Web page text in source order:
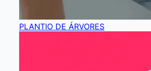
PLANTIO DE ÁRVORES